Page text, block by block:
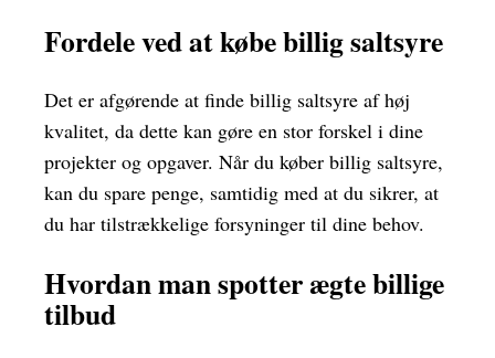
Fordele ved at købe billig saltsyre
Det er afgørende at finde billig saltsyre af høj
kvalitet, da dette kan gøre en stor forskel i dine
projekter og opgaver. Når du køber billig saltsyre,
kan du spare penge, samtidig med at du sikrer, at
du har tilstrækkelige forsyninger til dine behov.
Hvordan man spotter ægte billige
tilbud